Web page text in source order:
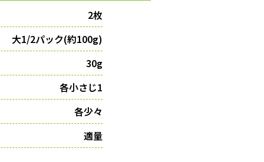
2枚
大1/2パック(約100g)
30g
各小さじ1
各少々
適量